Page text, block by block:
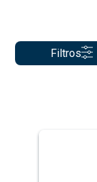
Filtros